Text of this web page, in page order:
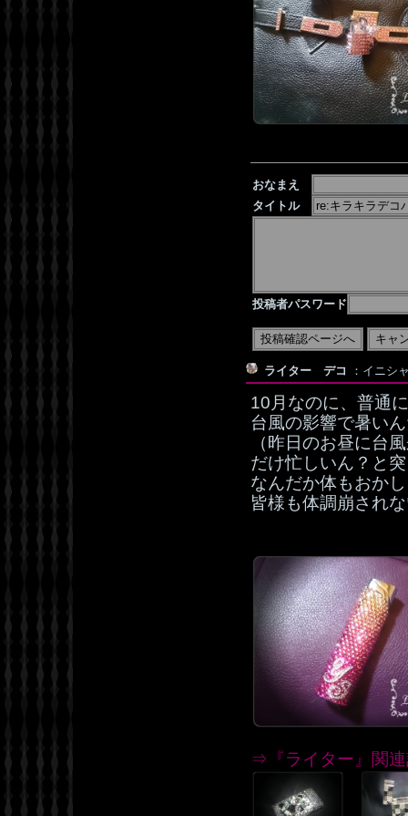
おなまえ
タイトル
投稿者パスワード
ライター デコ ：イニシ
10月なのに、普通
台風の影響で暑い
（昨日のお昼に台
だけ忙しいん？と
なんだか体もおか
皆様も体調崩され
⇒『ライター』関